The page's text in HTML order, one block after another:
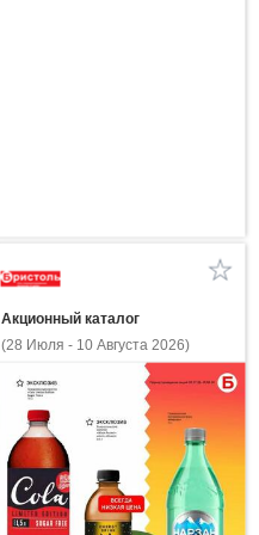
Акционный каталог
(28 Июля - 10 Августа 2026)